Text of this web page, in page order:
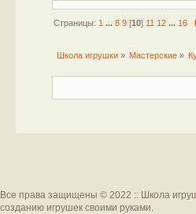
Страницы: 1 ... 8 9[10] 11 12 ... 16
Школа игрушки» Мастерские »
Все права защищены © 2022 :: Школа
созданию игрушек своими руками.